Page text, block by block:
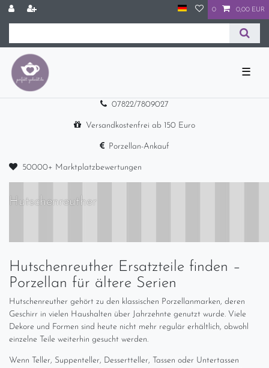
0 0,00 EUR
☰
07822/7809027
Versandkostenfrei ab 150 Euro
Porzellan-Ankauf
50000+ Marktplatzbewertungen
Hutschenreuther
Hutschenreuther Ersatzteile finden –
Porzellan für ältere Serien
Hutschenreuther gehört zu den klassischen Porzellanmarken, deren
Geschirr in vielen Haushalten über Jahrzehnte genutzt wurde. Viele
Dekore und Formen sind heute nicht mehr regulär erhältlich, obwohl
einzelne Teile weiterhin gesucht werden.
Wenn Teller, Suppenteller, Dessertteller, Tassen oder Untertassen